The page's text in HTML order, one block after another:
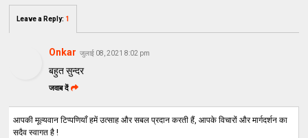
Leave a Reply: 1
Onkar जुलाई 08, 2021 8:02 pm
बहुत सुन्दर
जवाब दें
आपकी मूल्यवान टिप्पणियाँ हमें उत्साह और सबल प्रदान करती हैं, आपके विचारों और मार्गदर्शन का
सदैव स्वागत है !